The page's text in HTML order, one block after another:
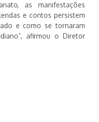
as manifestações
e contos persistem
e como se tornaram
afirmou o Diretor